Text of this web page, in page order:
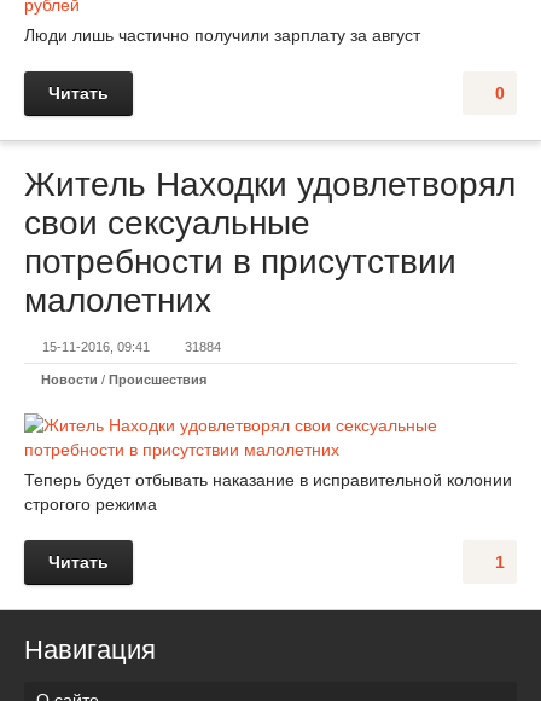
Люди лишь частично получили зарплату за август
0
Читать
Житель Находки удовлетворял
свои сексуальные
потребности в присутствии
малолетних
15-11-2016, 09:41 31884
Новости / Происшествия
Теперь будет отбывать наказание в исправительной колонии
строгого режима
1
Читать
Навигация